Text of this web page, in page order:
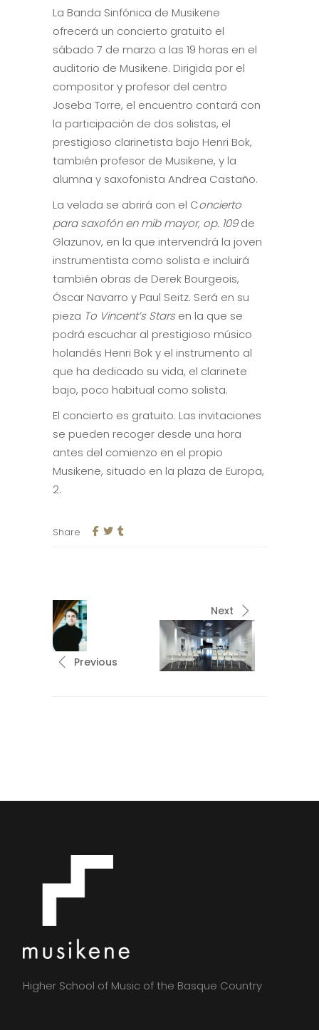
La Banda Sinfónica de Musikene
ofrecerá un concierto gratuito el
sábado 7 de marzo a las 19 horas en el
auditorio de Musikene. Dirigida por el
compositor y profesor del centro
Joseba Torre, el encuentro contará con
la participación de dos solistas, el
prestigioso clarinetista bajo Henri Bok,
también profesor de Musikene, y la
alumna y saxofonista Andrea Castaño.
La velada se abrirá con el Concierto
para saxofón en mib mayor, op. 109de
Glazunov, en la que intervendrá la joven
instrumentista como solista e incluirá
también obras de Derek Bourgeois,
Óscar Navarro y Paul Seitz. Será en su
pieza To Vincent’s Starsen la que se
podrá escuchar al prestigioso músico
holandés Henri Bok y el instrumento al
que ha dedicado su vida, el clarinete
bajo, poco habitual como solista.
El concierto es gratuito. Las invitaciones
se pueden recoger desde una hora
antes del comienzo en el propio
Musikene, situado en la plaza de Europa,
2.
Share
Previous
Next
Higher School of Music of the Basque Country